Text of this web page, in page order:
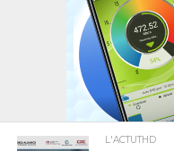
L'ACTUTHD